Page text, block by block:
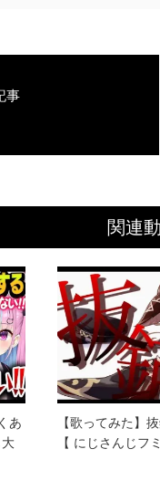
関連
あ
【歌ってみた】
【 にじさんじフ